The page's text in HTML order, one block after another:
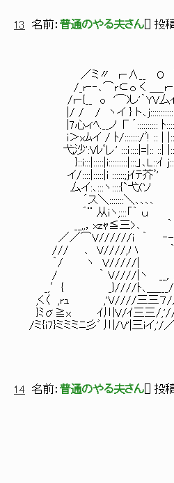
13 名前： 普通のやる夫さん ] 投
／ミ〃 r‐∧__ O ｀}
/_r‐‐､⌒r⊂ｏ く ＿_r‐'爪
/r‐{__ o '⌒)し'｀YV厶ｲ､j
|/ / / ヽイ } ト､
|7心ィﾍ.__ノ Γ´:::::::::: ﾄ:::::ｉ
i＞xﾑイ / ﾄ/:::::::/ﾞ! :: | |:::|ヽ
弋沙':Vﾚﾞレ' :::ｉ::::|=|:: ::| |:::|
}::i:::|:::::|i:::::::::|:::」､L::ｲ j::ﾉ y
イ/::::|:::::|i ::::::;jｲﾃ芥ﾞ' i
厶イ:､:::ヽ::::{`弋(ソ
´ス＼:::::::＼､､､､ 丶
´¨ 从iヽ;:::「｀
__,,，xzｬ≦三>､ ｀
／／⌒V//////i ｀ ‐-
/// ､ V////,ハ ｀
｀/ ヽ V/////| |ｉ
/ ｀ V////|ヽ __,.
_,′{ _}////ﾄ､＿
,く〈 ,rｭ ,'V////三三７
}ﾐσ≧x ｲ川V/ｲ三三/
/ミ{ｉ7}ミミミﾆ彡ﾞ 川/V'|三i
14 名前： 普通のやる夫さん ] 投